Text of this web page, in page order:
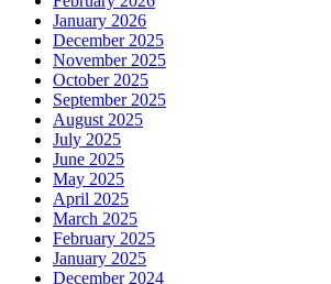
January 2026
December 2025
November 2025
October 2025
September 2025
August 2025
July 2025
June 2025
May 2025
April 2025
March 2025
February 2025
January 2025
December 2024